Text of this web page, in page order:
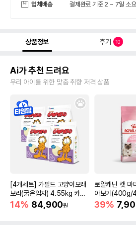
업체배송 결제완료 기준 2 ~ 7일 소
상품정보 후기 10
Ai가 추천 드려요
우리 아이를 위한 맞춤 취향 저격 상품
[4개세트] 가필드 고양이모래
보라(굵은입자) 4.55kg 카사
바모래
14% 84,900원
로얄캐닌 캣 마
아보기(400g/
39%